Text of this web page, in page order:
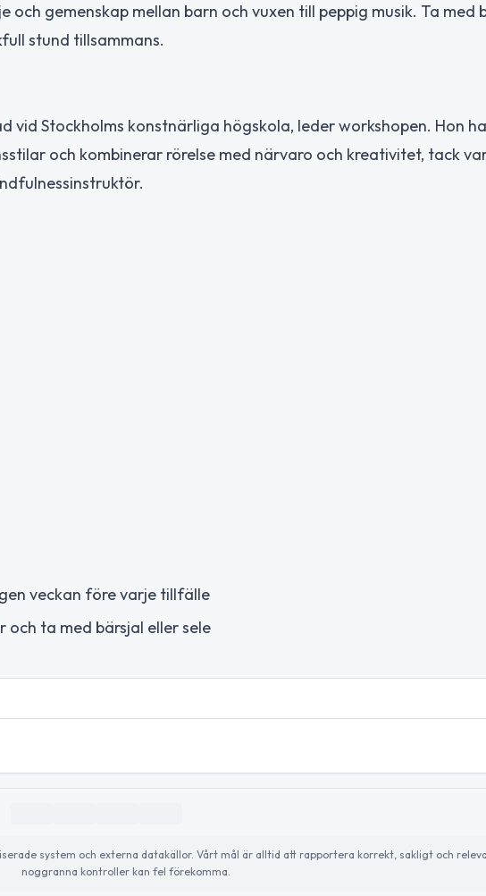
och gemenskap mellan barn och vuxen till peppig musik. Ta med
stund tillsammans.
vid Stockholms konstnärliga högskola, leder workshopen. Hon
och kombinerar rörelse med närvaro och kreativitet, tack
veckan före varje tillfälle
och ta med bärsjal eller sele
system och externa datakällor. Vårt mål är alltid att rapportera korrekt, sakligt och
noggranna kontroller kan fel förekomma.